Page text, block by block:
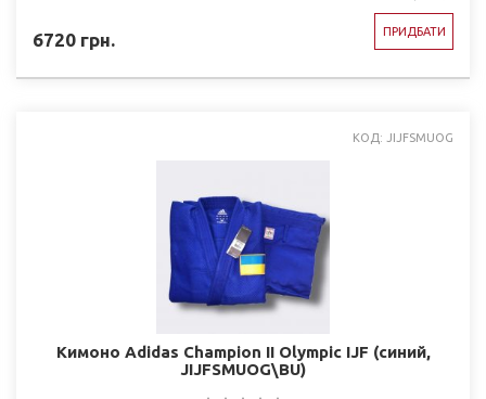
6720 грн. ПРИДБАТИ
КОД: JIJFSMUOG
Кимоно Adidas Champion II Olympic IJF (синий,
JIJFSMUOG\BU)